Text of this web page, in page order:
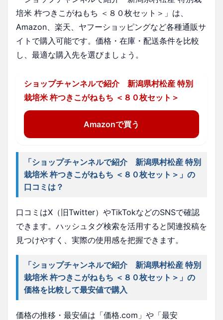
培米 杵つきこがねもち ＜８０枚セット＞」は、
Amazon、楽天、ヤフーショッピングなど各種通販サ
イトで購入可能です。価格・在庫・配送条件を比較
し、最適な購入先を選びましょう。
ショップチャンネルで紹介 新潟県村松産 特別
栽培米 杵つきこがねもち ＜８０枚セット＞
Amazonで買う
「ショップチャンネルで紹介 新潟県村松産 特別
栽培米 杵つきこがねもち ＜８０枚セット＞」の
口コミは？
口コミはX（旧Twitter）やTikTokなどのSNSで確認
できます。ハッシュタグ検索を活用すると関連投稿を
見つけやすく、実際の使用感を把握できます。
「ショップチャンネルで紹介 新潟県村松産 特別
栽培米 杵つきこがねもち ＜８０枚セット＞」の
価格を比較して最安値で購入
価格の推移・最安値は「価格.com」や「最安